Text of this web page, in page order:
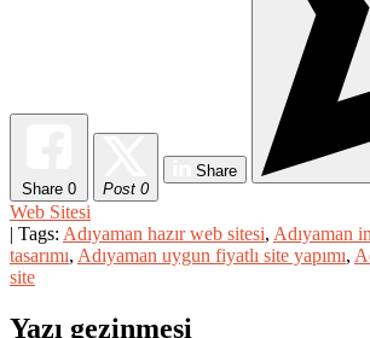
Share 0 Post 0
Share
Web Sitesi
| Tags: Adıyaman hazır web sitesi, Adıyaman
tasarımı, Adıyaman uygun fiyatlı site yapımı,
site
Yazı gezinmesi